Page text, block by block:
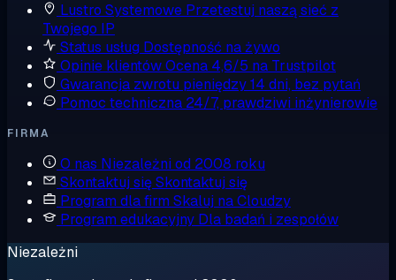
Lustro Systemowe Przetestuj naszą sieć z
Twojego IP
Status usług Dostępność na żywo
Opinie klientówOcena 4,6/5 na Trustpilot
Gwarancja zwrotu pieniędzy14 dni, bez pytań
Pomoc techniczna 24/7, prawdziwi inżynierowie
FIRMA
O nas Niezależni od 2008 roku
Skontaktuj sięSkontaktuj się
Program dla firm Skaluj na Cloudzy
Program edukacyjny Dla badań i zespołów
Niezależni